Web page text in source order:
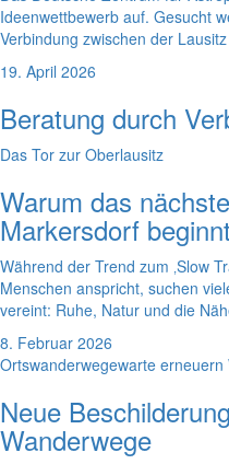
Ideenwettbewerb auf. Gesucht
Verbindung zwischen der
19. April 2026
Beratung durch
Das Tor zur Oberlausitz
Warum das
Markersdorf beginnt
Während der Trend zum ‚Slow
Menschen anspricht, suchen
vereint: Ruhe, Natur und die
8. Februar 2026
Ortswanderwegewarte
Neue
Wanderwege